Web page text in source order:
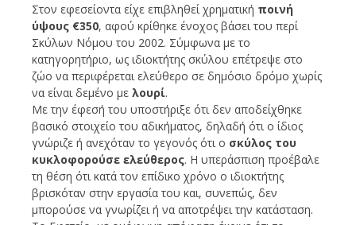
Στον εφεσείοντα είχε επιβληθεί χρηματική ποινή
ύψους €350, αφού κρίθηκε ένοχος βάσει του περί
Σκύλων Νόμου του 2002. Σύμφωνα με το
κατηγορητήριο, ως ιδιοκτήτης σκύλου επέτρεψε στο
ζώο να περιφέρεται ελεύθερο σε δημόσιο δρόμο χωρίς
να είναι δεμένο με λουρί.
Με την έφεσή του υποστήριξε ότι δεν αποδείχθηκε
βασικό στοιχείο του αδικήματος, δηλαδή ότι ο ίδιος
γνώριζε ή ανεχόταν το γεγονός ότι ο σκύλος του
κυκλοφορούσε ελεύθερος. Η υπεράσπιση προέβαλε
τη θέση ότι κατά τον επίδικο χρόνο ο ιδιοκτήτης
βρισκόταν στην εργασία του και, συνεπώς, δεν
μπορούσε να γνωρίζει ή να αποτρέψει την κατάσταση.